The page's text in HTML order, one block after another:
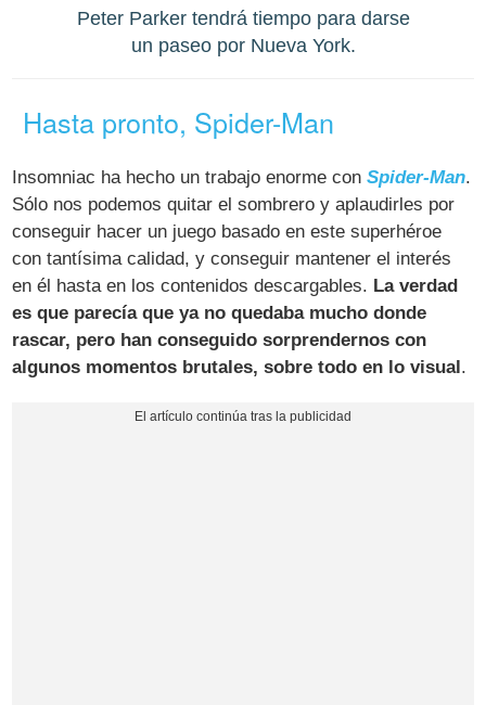
Peter Parker tendrá tiempo para darse
un paseo por Nueva York.
Hasta pronto, Spider-Man
Insomniac ha hecho un trabajo enorme conSpider-Man.
Sólo nos podemos quitar el sombrero y aplaudirles por
conseguir hacer un juego basado en este superhéroe
con tantísima calidad, y conseguir mantener el interés
en él hasta en los contenidos descargables. La verdad
es que parecía que ya no quedaba mucho donde
rascar, pero han conseguido sorprendernos con
algunos momentos brutales, sobre todo en lo visual.